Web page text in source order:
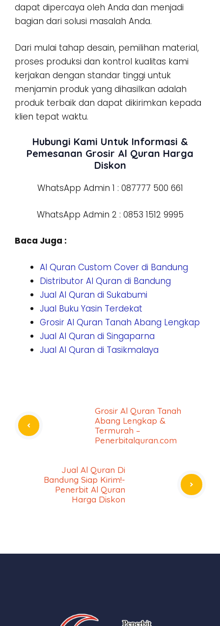
dapat dipercaya oleh Anda dan menjadi
bagian dari solusi masalah Anda.
Dari mulai tahap desain, pemilihan material,
proses produksi dan kontrol kualitas kami
kerjakan dengan standar tinggi untuk
menjamin produk yang dihasilkan adalah
produk terbaik dan dapat dikirimkan kepada
klien tepat waktu.
Hubungi Kami Untuk Informasi &
Pemesanan Grosir Al Quran Harga
Diskon
WhatsApp Admin 1 : 087777 500 661
WhatsApp Admin 2 : 0853 1512 9995
Baca Juga :
Al Quran Custom Cover di Bandung
Distributor Al Quran di Bandung
Jual Al Quran di Sukabumi
Jual Buku Yasin Terdekat
Grosir Al Quran Tanah Abang Lengkap
Jual Al Quran di Singaparna
Jual Al Quran di Tasikmalaya
Grosir Al Quran Tanah
Abang Lengkap &
Termurah –
Penerbitalquran.com
Jual Al Quran Di
Bandung Siap Kirim!-
Penerbit Al Quran
Harga Diskon